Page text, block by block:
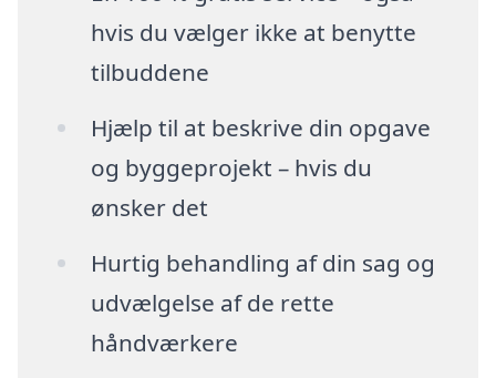
hvis du vælger ikke at benytte
tilbuddene
Hjælp til at beskrive din opgave
og byggeprojekt – hvis du
ønsker det
Hurtig behandling af din sag og
udvælgelse af de rette
håndværkere